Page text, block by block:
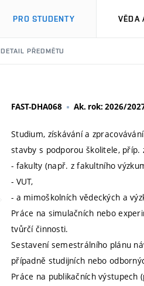
PRO STUDENTY VĚDA
DETAIL PŘEDMĚTU
FAST-DHA068 Ak. rok: 2026/
Studium, získávání a
stavby s podporou školitele, příp.
- fakulty (např. z fakultního
- VUT,
- a mimoškolních vědeckých a
Práce na simulačních nebo
tvůrčí činnosti.
Sestavení semestrálního plánu
případně studijních nebo
Práce na publikačních výstupech